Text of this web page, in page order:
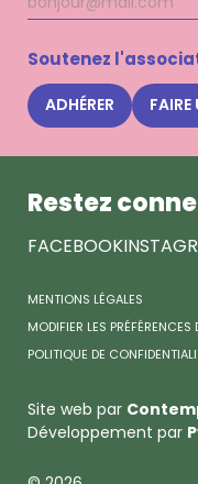
mail
Soutenez
ADHÉRER
Restez
FACEBOOK
MENTIONS LÉGALES
MODIFIER LES
POLITIQUE DE
Site web par
Développement par